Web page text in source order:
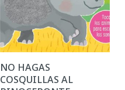
NO HAGAS
COSQUILLAS AL